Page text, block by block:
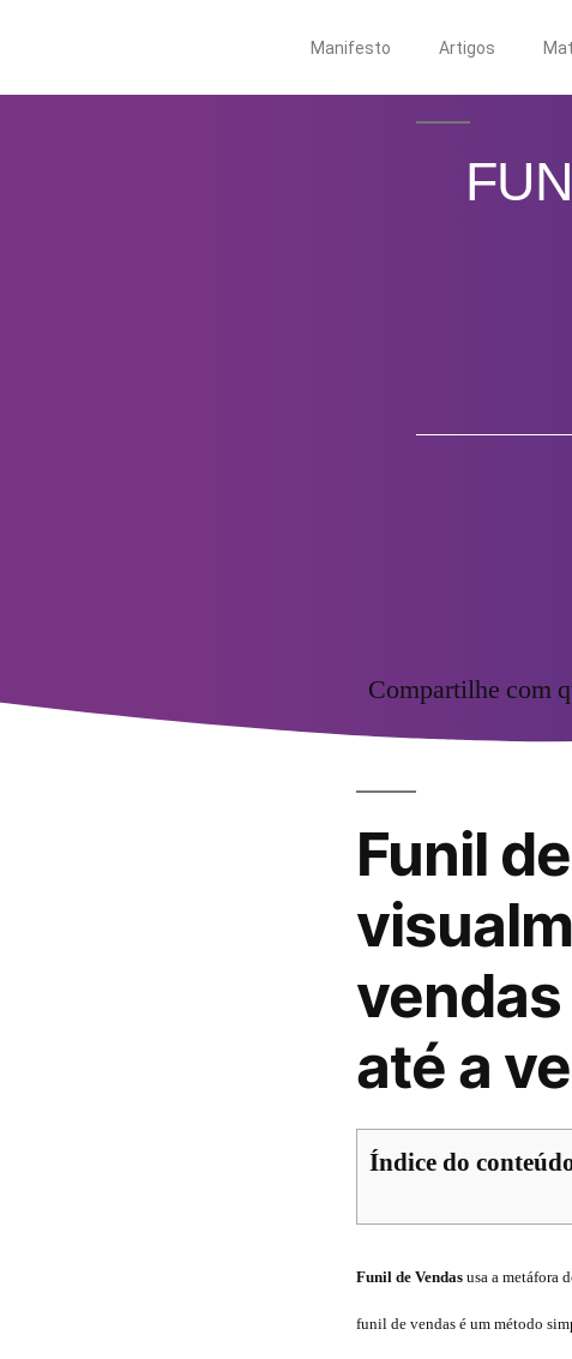
Manifesto Artigos
Compartilhe com
Funil
até a
Índice do
Funil de Vendasusa a metáfora
funil de vendas é um método